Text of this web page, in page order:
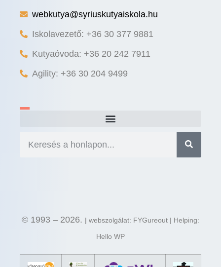
webkutya@syriuskutyaiskola.hu
Iskolavezető: +36 30 377 9881
Kutyaóvoda: +36 20 242 7911
Agility: +36 30 204 9499
© 1993 – 2026. | webszolgálat: FYGureout | Helping:
Hello WP